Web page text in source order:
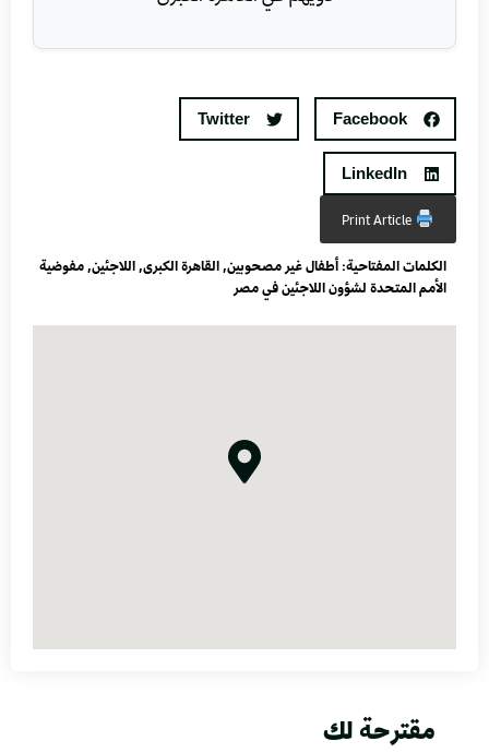
Facebook
Twitter
LinkedIn
Print Article
الكلمات المفتاحية:أطفال غير مصحوبين,القاهرة الكبرى,اللاجئين,مفوضية
الأمم المتحدة لشؤون اللاجئين في مصر
مقترحة لك